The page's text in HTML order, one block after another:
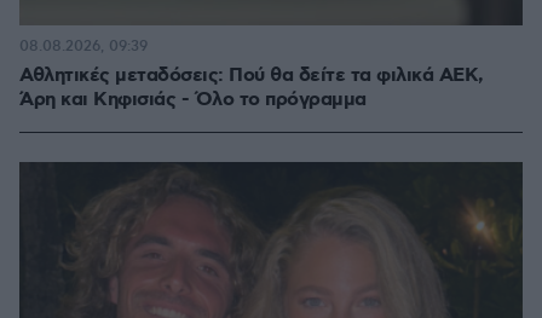
Αθλητικές μεταδόσεις: Πού θα δείτε τα φιλικά ΑΕΚ,
Άρη και Κηφισιάς - Όλο το πρόγραμμα
08.08.2026, 09:39